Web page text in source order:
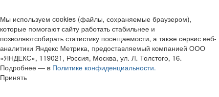
Мы используем cookies (файлы, сохраняемые браузером),
которые помогают сайту работать стабильнее и
позволяютсобирать статистику посещаемости, а также сервис веб-
аналитики Яндекс Метрика, предоставляемый компанией ООО
«ЯНДЕКС», 119021, Россия, Москва, ул. Л. Толстого, 16.
Подробнее — в Политике конфиденциальности.
Принять